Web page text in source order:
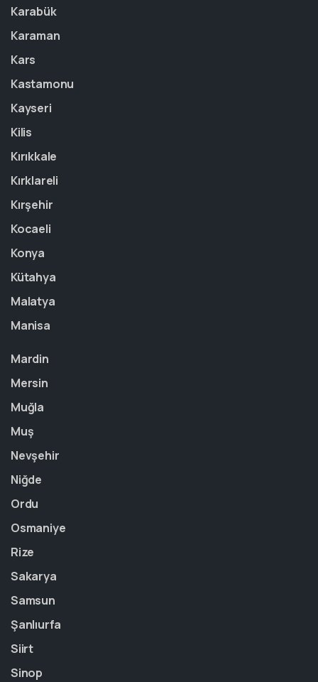
Karabük
Karaman
Kars
Kastamonu
Kayseri
Kilis
Kırıkkale
Kırklareli
Kırşehir
Kocaeli
Konya
Kütahya
Malatya
Manisa
Mardin
Mersin
Muğla
Muş
Nevşehir
Niğde
Ordu
Osmaniye
Rize
Sakarya
Samsun
Şanlıurfa
Siirt
Sinop